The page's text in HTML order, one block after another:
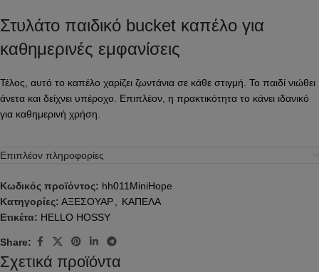
Στυλάτο παιδικό bucket καπέλο για
καθημερινές εμφανίσεις
Τέλος, αυτό το καπέλο χαρίζει ζωντάνια σε κάθε στιγμή. Το παιδί νιώθει
άνετα και δείχνει υπέροχο. Επιπλέον, η πρακτικότητα το κάνει ιδανικό
για καθημερινή χρήση.
Επιπλέον πληροφορίες
Κωδικός προϊόντος: hh011MiniHope
Κατηγορίες: ΑΞΕΣΟΥΑΡ, ΚΑΠΕΛΑ
Ετικέτα: HELLO HOSSY
Share:
Σχετικά προϊόντα